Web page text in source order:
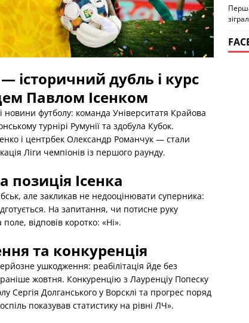
історичний дубль і курс
Павлом Ісенком
новини футболу: команда Університатя Крайова
турнірі Румунії та здобула Кубок.
і центрбек Олександр Романчук — стали
Ліги чемпіонів із першого раунду.
Ісенка
але закликав не недооцінювати суперника:
На запитання, чи потисне руку
відповів коротко: «Ні».
та конкуренція
ушкодження: реабілітація йде без
жовтня. Конкуренцію з Лауренціу Попеску
Сергія Долганського у Ворсклі та прогрес поряд
показував статистику на рівні ЛЧ».